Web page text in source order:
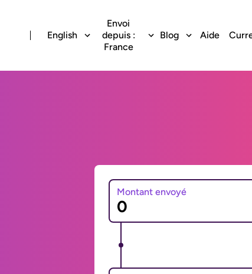
English
Envoi
depuis :
France
Blog Aide
Montant envoyé